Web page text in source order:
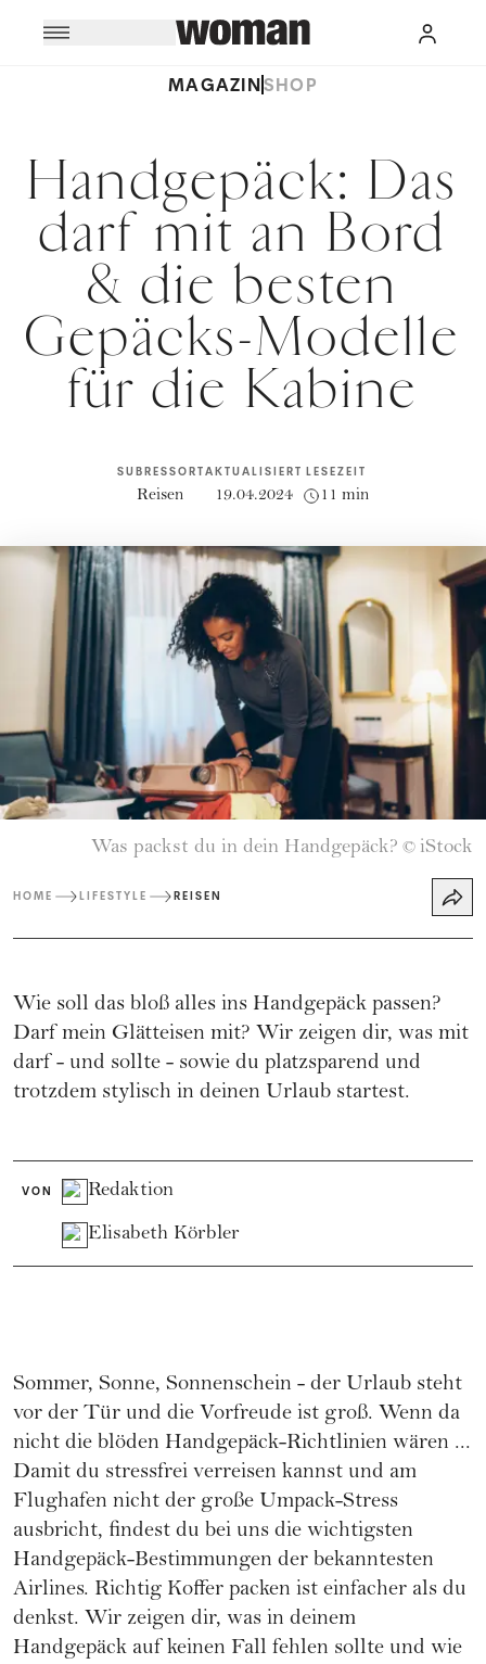
MAGAZINSHOP
Handgepäck: Das
darf mit an Bord
& die besten
Gepäcks-Modelle
für die Kabine
SUBRESSORT
Reisen
AKTUALISIERT
19.04.2024
LESEZEIT
11 min
Was packst du in dein Handgepäck? © iStock
HOME LIFESTYLE REISEN
Wie soll das bloß alles ins Handgepäck passen?
Darf mein Glätteisen mit? Wir zeigen dir, was mit
darf - und sollte - sowie du platzsparend und
trotzdem stylisch in deinen Urlaub startest.
VON Redaktion
Elisabeth Körbler
Sommer, Sonne, Sonnenschein - der Urlaub steht
vor der Tür und die Vorfreude ist groß. Wenn da
nicht die blöden Handgepäck-Richtlinien wären ...
Damit du stressfrei verreisen kannst und am
Flughafen nicht der große Umpack-Stress
ausbricht, findest du bei uns die wichtigsten
Handgepäck-Bestimmungen der bekanntesten
Airlines. Richtig Koffer packen ist einfacher als du
denkst. Wir zeigen dir, was in deinem
Handgepäck auf keinen Fall fehlen sollte und wie